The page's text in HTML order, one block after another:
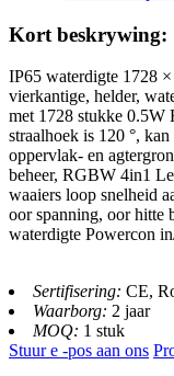
Kort beskrywing:
IP65 waterdigte 1728
vierkantige, helder,
met 1728 stukke
straalhoek is 120 °,
oppervlak- en
beheer, RGBW 4in1
waaiers loop snelheid
oor spanning, oor hitte
waterdigte Powercon
Sertifisering: CE,
Waarborg: 2 jaar
MOQ: 1 stuk
Stuur e -pos aan ons